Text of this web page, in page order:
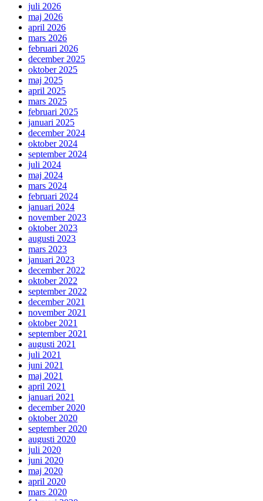
juli 2026
maj 2026
april 2026
mars 2026
februari 2026
december 2025
oktober 2025
maj 2025
april 2025
mars 2025
februari 2025
januari 2025
december 2024
oktober 2024
september 2024
juli 2024
maj 2024
mars 2024
februari 2024
januari 2024
november 2023
oktober 2023
augusti 2023
mars 2023
januari 2023
december 2022
oktober 2022
september 2022
december 2021
november 2021
oktober 2021
september 2021
augusti 2021
juli 2021
juni 2021
maj 2021
april 2021
januari 2021
december 2020
oktober 2020
september 2020
augusti 2020
juli 2020
juni 2020
maj 2020
april 2020
mars 2020